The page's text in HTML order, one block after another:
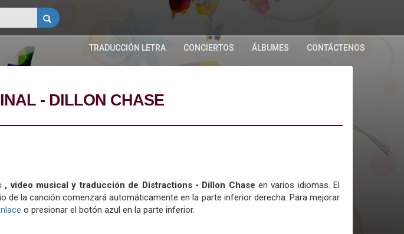
TRADUCCIÓN LETRA CONCIERTOS ÁLBUMES CONTÁCTENOS
- DILLON CHASE
, video musical y traducción de Distractions - Dillon Chase en varios idiomas. El
de la canción comenzará automáticamente en la parte inferior derecha. Para mejorar
o presionar el botón azul en la parte inferior.